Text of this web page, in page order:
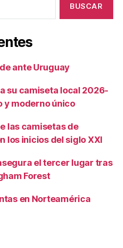
ante Uruguay
su camiseta local 2026-
y moderno único
las camisetas de
los inicios del siglo XXI
el tercer lugar tras
Forest
en Norteamérica